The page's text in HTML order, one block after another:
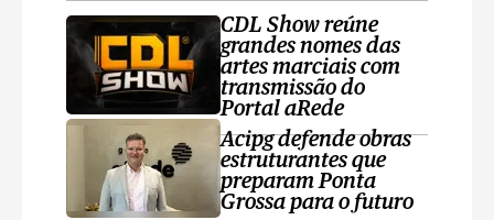
CDL Show reúne
grandes nomes das
artes marciais com
transmissão do
Portal aRede
Acipg defende obras
estruturantes que
preparam Ponta
Grossa para o futuro